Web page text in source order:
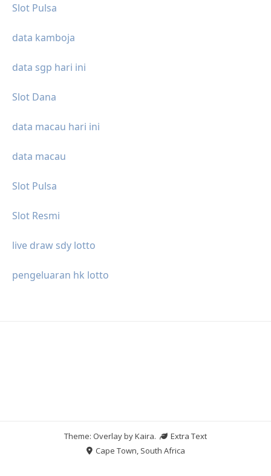
Slot Pulsa
data kamboja
data sgp hari ini
Slot Dana
data macau hari ini
data macau
Slot Pulsa
Slot Resmi
live draw sdy lotto
pengeluaran hk lotto
Theme: Overlay byKaira.
Extra Text
Cape Town, South Africa